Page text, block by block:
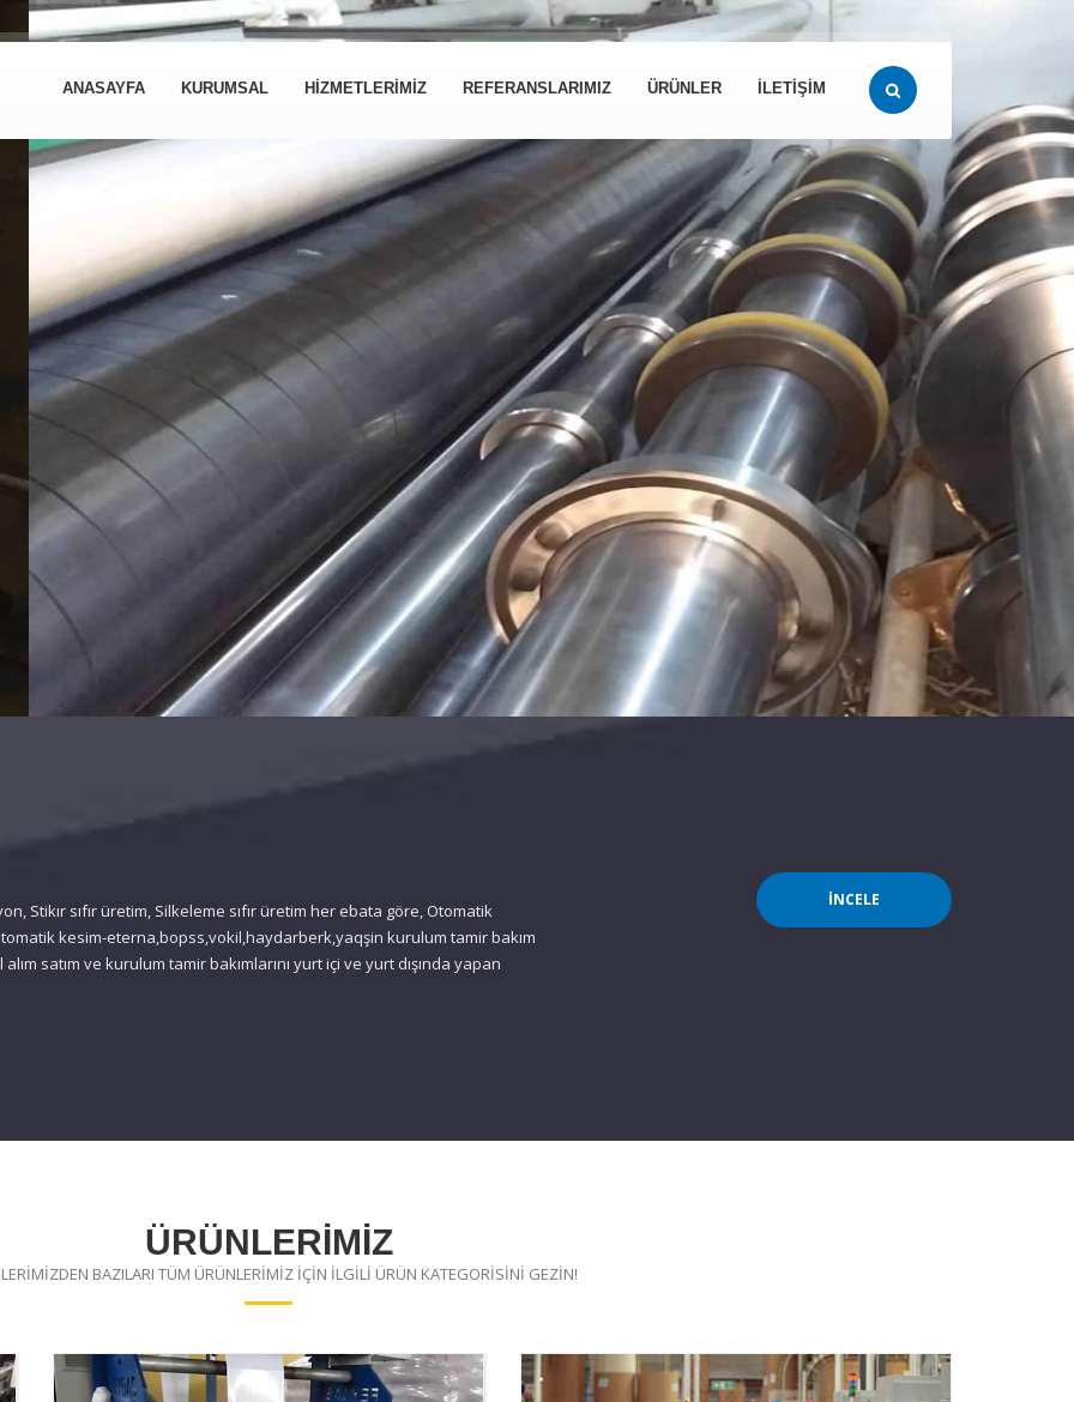
ANASAYFA KURUMSAL HİZMETLERİMİZ REFERANSLARIMIZ ÜRÜNLER İLETİŞİM
Stikır sıfır üretim, Silkeleme sıfır üretim her ebata göre, Otomatik
kesim-eterna,bopss,vokil,haydarberk,yaqşin kurulum tamir bakım
satım ve kurulum tamir bakımlarını yurt içi ve yurt dışında yapan
İNCELE
ÜRÜNLERİMİZ
BAZILARI TÜM ÜRÜNLERİMİZ İÇİN İLGİLİ ÜRÜN KATEGORİSİNİ GEZİN!